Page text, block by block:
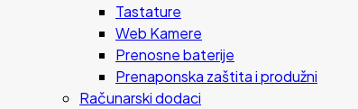
Tastature
Web Kamere
Prenosne baterije
Prenaponska zaštita i produžni
Računarski dodaci